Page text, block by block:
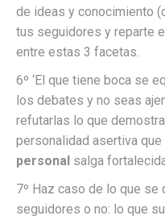
de ideas y conocimiento
tus seguidores y reparte
entre estas 3 facetas.
6º ‘El que tiene boca se
los debates y no seas
refutarlas lo que
personalidad asertiva
personal salga
7º Haz caso de lo que se
seguidores o no: lo que